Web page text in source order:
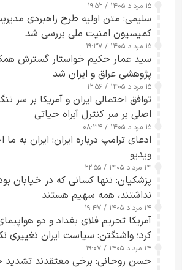
۱۵ مرداد ۱۴۰۵ / ۱۹:۵۲
سلیمی: متن اولیه طرح راهبردی
کمیسیون امنیت ملی بررسی شد
۱۵ مرداد ۱۴۰۵ / ۱۹:۳۷
سید عمار حکیم خواستار گسترش
پژوهشی عراق و ایران شد
۱۵ مرداد ۱۴۰۵ / ۱۲:۵۶
توافق احتمالی ایران و آمریکا بر سر
اصلی بر سر کنترل آبراه حیاتی
۱۵ مرداد ۱۴۰۵ / ۰۸:۳۴
ادعای ترامپ درباره ایران: ایران به
ویدیو
۱۴ مرداد ۱۴۰۵ / ۲۲:۵۵
پزشکیان: تنها کسانی که در خیابان
نداشتند، همه سهیم هستند
۱۴ مرداد ۱۴۰۵ / ۱۹:۴۷
آمریکا تحریم فلای بغداد و دو
کرد؛ واشنگتن: سیاست ایران تغییری
۱۴ مرداد ۱۴۰۵ / ۱۹:۰۷
حسن روحانی: برخی معتقدند